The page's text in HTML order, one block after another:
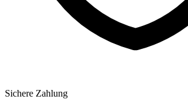
Sichere Zahlung